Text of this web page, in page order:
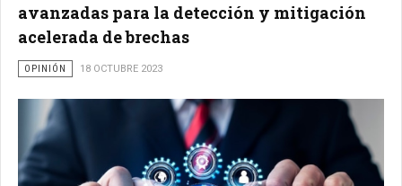
avanzadas para la detección y mitigación
acelerada de brechas
OPINIÓN 18 OCTUBRE 2023